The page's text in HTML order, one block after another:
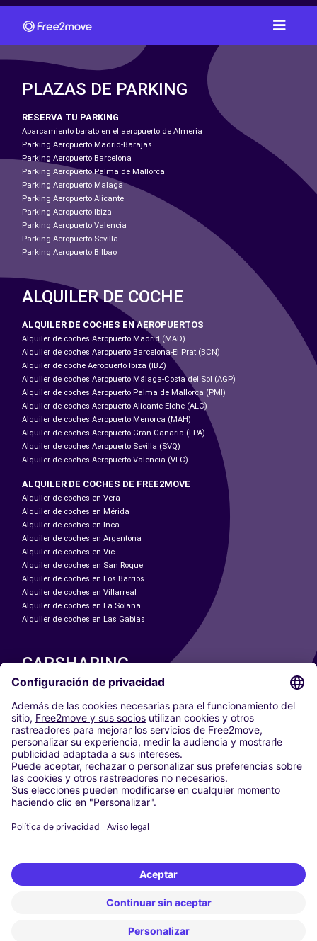
PLAZAS DE PARKING
RESERVA TU PARKING
Aparcamiento barato en el aeropuerto de Almeria
Parking Aeropuerto Madrid-Barajas
Parking Aeropuerto Barcelona
Parking Aeropuerto Palma de Mallorca
Parking Aeropuerto Malaga
Parking Aeropuerto Alicante
Parking Aeropuerto Ibiza
Parking Aeropuerto Valencia
Parking Aeropuerto Sevilla
Parking Aeropuerto Bilbao
ALQUILER DE COCHE
ALQUILER DE COCHES EN AEROPUERTOS
Alquiler de coches Aeropuerto Madrid (MAD)
Alquiler de coches Aeropuerto Barcelona-El Prat (BCN)
Alquiler de coche Aeropuerto Ibiza (IBZ)
Alquiler de coches Aeropuerto Málaga-Costa del Sol (AGP)
Alquiler de coches Aeropuerto Palma de Mallorca (PMI)
Alquiler de coches Aeropuerto Alicante-Elche (ALC)
Alquiler de coches Aeropuerto Menorca (MAH)
Alquiler de coches Aeropuerto Gran Canaria (LPA)
Alquiler de coches Aeropuerto Sevilla (SVQ)
Alquiler de coches Aeropuerto Valencia (VLC)
ALQUILER DE COCHES DE FREE2MOVE
Alquiler de coches en Vera
Alquiler de coches en Mérida
Alquiler de coches en Inca
Alquiler de coches en Argentona
Alquiler de coches en Vic
Alquiler de coches en San Roque
Alquiler de coches en Los Barrios
Alquiler de coches en Villarreal
Alquiler de coches en La Solana
Alquiler de coches en Las Gabias
CARSHARING
NUESTRAS CIUDADES
Paris
Madrid
Washington DC
Milán
Roma
Turín
Viena
Berlín
Düsseldorf